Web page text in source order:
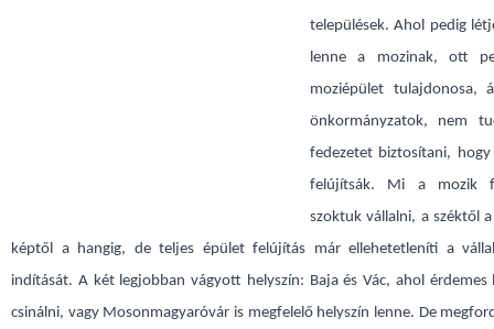
települések. Ahol pedig
lenne a mozinak, ott
moziépület tulajdonosa,
önkormányzatok, nem
fedezetet biztosítani,
felújítsák. Mi a mozik
szoktuk vállalni, a széktől
képtől a hangig, de teljes épület felújítás már ellehetetleníti a
indítását. A két legjobban vágyott helyszín: Baja és Vác, ahol érdemes
csinálni, vagy Mosonmagyaróvár is megfelelő helyszín lenne. De